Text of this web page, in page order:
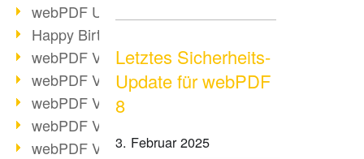
webPDF Update 9.0.0.2898
Happy Birthday, PDF!
webPDF Video-Session 4
webPDF Video-Session 3
webPDF Video-Session 2
webPDF Video-Session 1
webPDF Video-Session Termine
Letztes Sicherheits-
Update für webPDF
8
3. Februar 2025